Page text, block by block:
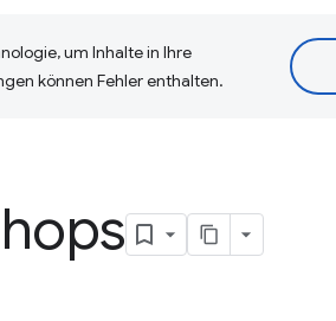
um Inhalte in Ihre
können Fehler enthalten.